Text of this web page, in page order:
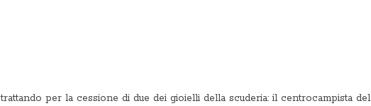
trattando per la cessione di due dei gioielli della scuderia: il centrocampista del